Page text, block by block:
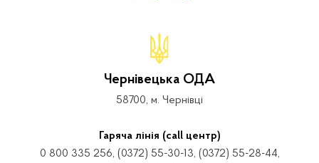
Чернівецька ОДА
58700, м. Чернівці
Гаряча лінія (call центр)
0 800 335 256, (0372) 55-30-13, (0372) 55-28-44,